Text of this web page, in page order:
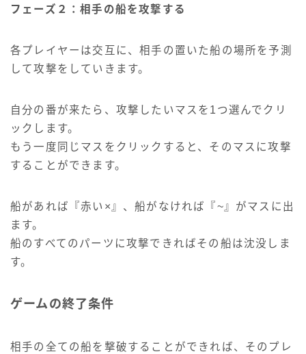
フェーズ２：相手の船を攻撃する
各プレイヤーは交互に、相手の置いた船の場所を予測
して攻撃をしていきます。
自分の番が来たら、攻撃したいマスを1つ選んでクリ
ックします。
もう一度同じマスをクリックすると、そのマスに攻撃
することができます。
船があれば『赤い×』、船がなければ『~』がマスに出
ます。
船のすべてのパーツに攻撃できればその船は沈没しま
す。
ゲームの終了条件
相手の全ての船を撃破することができれば、そのプレ